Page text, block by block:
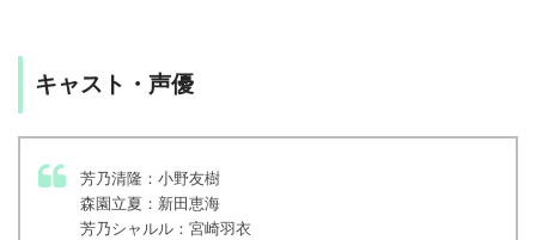
キャスト・声優
芳乃清隆：小野友樹
森園立夏：新田恵海
芳乃シャルル：宮崎羽衣